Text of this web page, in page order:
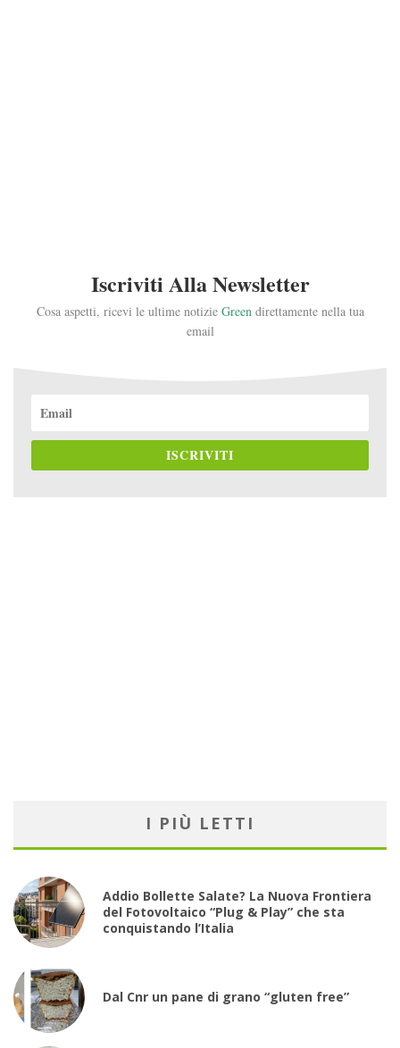
Iscriviti Alla Newsletter
Cosa aspetti, ricevi le ultime notizie Greendirettamente nella tua
email
ISCRIVITI
I PIÙ LETTI
Addio Bollette Salate? La Nuova Frontiera
del Fotovoltaico “Plug & Play” che sta
conquistando l’Italia
Dal Cnr un pane di grano “gluten free”